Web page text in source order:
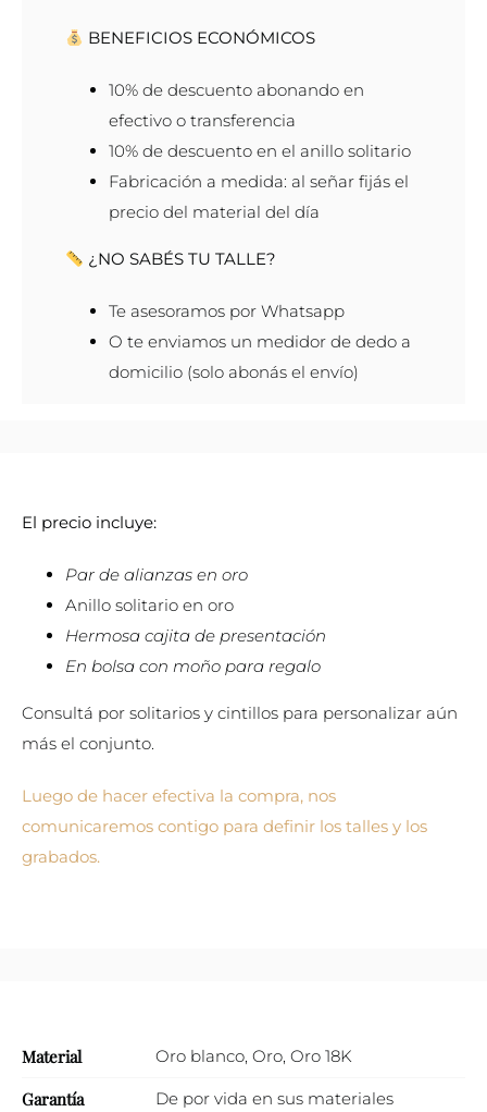
BENEFICIOS ECONÓMICOS
10% de descuento abonando en
efectivo o transferencia
10% de descuento en el anillo solitario
Fabricación a medida: al señar fijás el
precio del material del día
¿NO SABÉS TU TALLE?
Te asesoramos por Whatsapp
O te enviamos un medidor de dedo a
domicilio (solo abonás el envío)
El precio incluye:
Par de alianzas en oro
Anillo solitario en oro
Hermosa cajita de presentación
En bolsa con moño para regalo
Consultá por solitarios y cintillos para personalizar aún
más el conjunto.
Luego de hacer efectiva la compra, nos
comunicaremos contigo para definir los talles y los
grabados.
Material Oro blanco, Oro, Oro 18K
Garantía De por vida en sus materiales